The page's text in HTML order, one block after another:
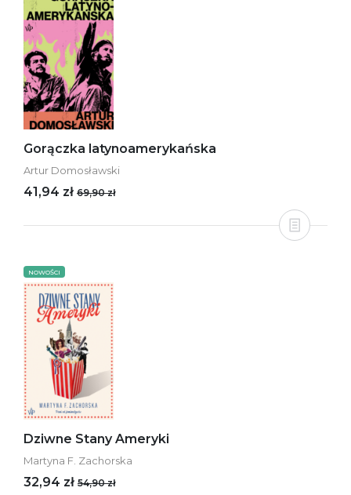
Gorączka latynoamerykańska
Artur Domosławski
41,94 zł 69,90 zł
NOWOŚCI
Dziwne Stany Ameryki
Martyna F. Zachorska
32,94 zł 54,90 zł